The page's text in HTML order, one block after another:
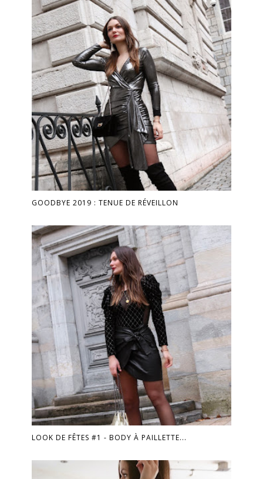
GOODBYE 2019 : TENUE DE RÉVEILLON
LOOK DE FÊTES #1 - BODY À PAILLETTE...